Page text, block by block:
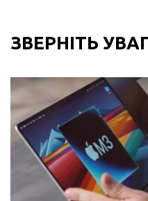
ЗВЕРНІТЬ